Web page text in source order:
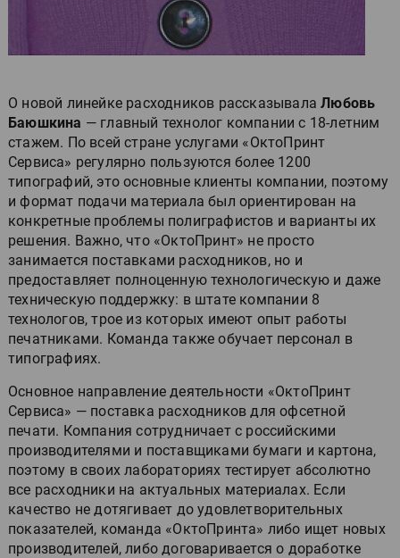
О новой линейке расходников рассказывалаЛюбовь
Баюшкина — главный технолог компании с 18-летним
стажем. По всей стране услугами «ОктоПринт
Сервиса» регулярно пользуются более 1200
типографий, это основные клиенты компании, поэтому
и формат подачи материала был ориентирован на
конкретные проблемы полиграфистов и варианты их
решения. Важно, что «ОктоПринт» не просто
занимается поставками расходников, но и
предоставляет полноценную технологическую и даже
техническую поддержку: в штате компании 8
технологов, трое из которых имеют опыт работы
печатниками. Команда также обучает персонал в
типографиях.
Основное направление деятельности «ОктоПринт
Сервиса» — поставка расходников для офсетной
печати. Компания сотрудничает с российскими
производителями и поставщиками бумаги и картона,
поэтому в своих лабораториях тестирует абсолютно
все расходники на актуальных материалах. Если
качество не дотягивает до удовлетворительных
показателей, команда «ОктоПринта» либо ищет новых
производителей, либо договаривается о доработке